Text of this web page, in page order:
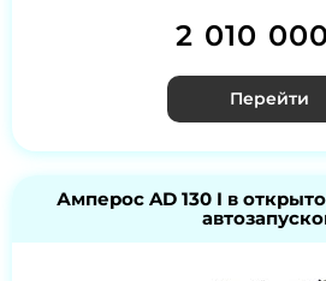
2 010
Перейти
Амперос AD 130 I в